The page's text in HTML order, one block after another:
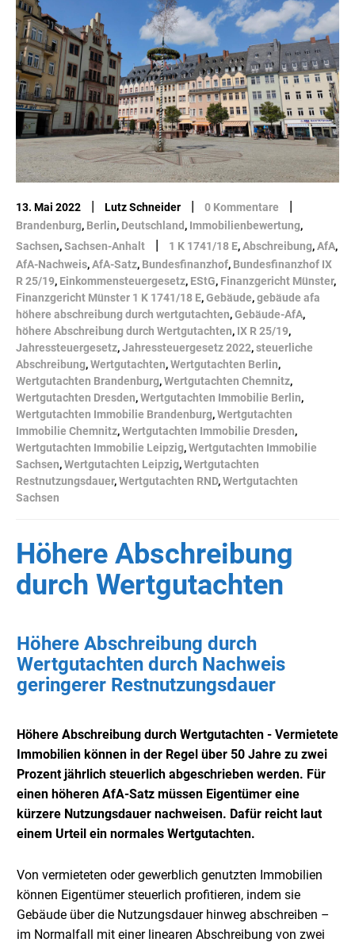
13. Mai 2022 | Lutz Schneider | 0 Kommentare |
Brandenburg, Berlin, Deutschland , Immobilienbewertung,
Sachsen,Sachsen-Anhalt | 1 K 1741/18 E,Abschreibung,AfA,
AfA-Nachweis,AfA-Satz, Bundesfinanzhof, Bundesfinanzhof IX
R 25/19, Einkommensteuergesetz, EStG, Finanzgericht Münster,
Finanzgericht Münster 1 K 1741/18 E,Gebäude,gebäude afa
höhere abschreibung durch wertgutachten,Gebäude-AfA,
höhere Abschreibung durch Wertgutachten, IX R 25/19,
Jahressteuergesetz,Jahressteuergesetz 2022,steuerliche
Abschreibung,Wertgutachten,Wertgutachten Berlin,
Wertgutachten Brandenburg,Wertgutachten Chemnitz,
Wertgutachten Dresden,Wertgutachten Immobilie Berlin,
Wertgutachten Immobilie Brandenburg,Wertgutachten
Immobilie Chemnitz,Wertgutachten Immobilie Dresden,
Wertgutachten Immobilie Leipzig,Wertgutachten Immobilie
Sachsen,Wertgutachten Leipzig,Wertgutachten
Restnutzungsdauer,Wertgutachten RND,Wertgutachten
Sachsen
Höhere Abschreibung
durch Wertgutachten
Höhere Abschreibung durch
Wertgutachten durch Nachweis
geringerer Restnutzungsdauer
Höhere Abschreibung durch Wertgutachten - Vermietete
Immobilien können in der Regel über 50 Jahre zu zwei
Prozent jährlich steuerlich abgeschrieben werden. Für
einen höheren AfA-Satz müssen Eigentümer eine
kürzere Nutzungsdauer nachweisen. Dafür reicht laut
einem Urteil ein normales Wertgutachten.
Von vermieteten oder gewerblich genutzten Immobilien
können Eigentümer steuerlich profitieren, indem sie
Gebäude über die Nutzungsdauer hinweg abschreiben –
im Normalfall mit einer linearen Abschreibung von zwei